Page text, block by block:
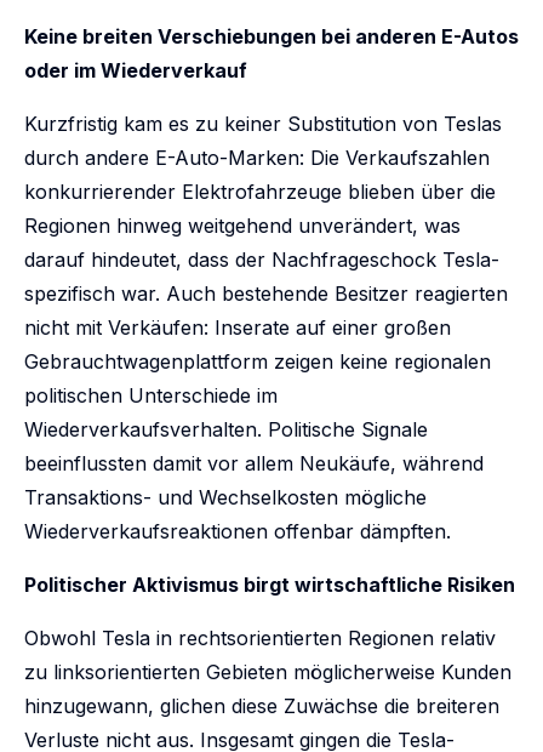
Keine breiten Verschiebungen bei anderen E-Autos
oder im Wiederverkauf
Kurzfristig kam es zu keiner Substitution von Teslas
durch andere E-Auto-Marken: Die Verkaufszahlen
konkurrierender Elektrofahrzeuge blieben über die
Regionen hinweg weitgehend unverändert, was
darauf hindeutet, dass der Nachfrageschock Tesla-
spezifisch war. Auch bestehende Besitzer reagierten
nicht mit Verkäufen: Inserate auf einer großen
Gebrauchtwagenplattform zeigen keine regionalen
politischen Unterschiede im
Wiederverkaufsverhalten. Politische Signale
beeinflussten damit vor allem Neukäufe, während
Transaktions- und Wechselkosten mögliche
Wiederverkaufsreaktionen offenbar dämpften.
Politischer Aktivismus birgt wirtschaftliche Risiken
Obwohl Tesla in rechtsorientierten Regionen relativ
zu linksorientierten Gebieten möglicherweise Kunden
hinzugewann, glichen diese Zuwächse die breiteren
Verluste nicht aus. Insgesamt gingen die Tesla-